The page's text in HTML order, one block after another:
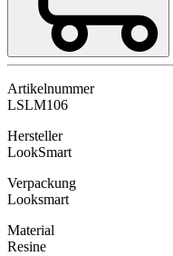
Artikelnummer
LSLM106
Hersteller
LookSmart
Verpackung
Looksmart
Material
Resine